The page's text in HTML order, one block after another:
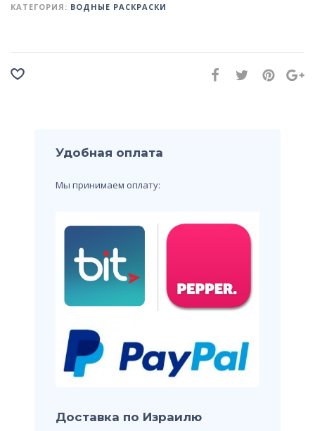
КАТЕГОРИЯ: ВОДНЫЕ РАСКРАСКИ
Удобная оплата
Мы принимаем оплату:
Доставка по Израилю